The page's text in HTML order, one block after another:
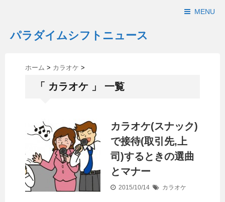
MENU
パラダイムシフトニュース
ホーム > カラオケ >
「 カラオケ 」 一覧
カラオケ(スナック)
で接待(取引先,上
司)するときの選曲
とマナー
2015/10/14 カラオケ